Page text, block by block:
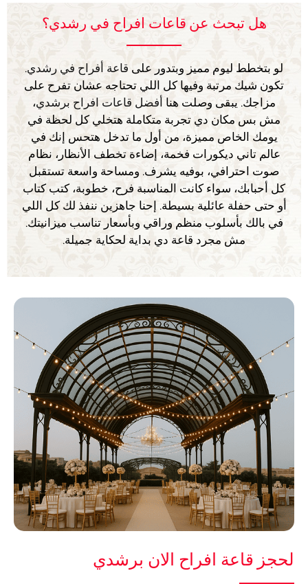
هل تبحث عن قاعات افراح في رشدي؟
لو بتخطط ليوم مميز وبتدور على قاعة أفراح في رشدي.
تكون شيك مرتبة وفيها كل اللي تحتاجه عشان تفرح على
مزاجك. يبقى وصلت هنا أفضل قاعات افراح برشدي،
مش بس مكان دي تجربة متكاملة هتخلي كل لحظة في
يومك الخاص مميزة، من أول ما تدخل هتحس إنك في
عالم تاني ديكورات فخمة، إضاءة تخطف الأنظار، نظام
صوت احترافي، بوفيه يشرف. ومساحة واسعة تستقبل
كل أحبابك، سواء كانت المناسبة فرح، خطوبة، كتب كتاب
أو حتى حفلة عائلية بسيطة. إحنا جاهزين ننفذ لك كل اللي
في بالك بأسلوب منظم وراقي وبأسعار تناسب ميزانيتك.
مش مجرد قاعة دي بداية لحكاية جميلة.
لحجز قاعة افراح الان برشدي